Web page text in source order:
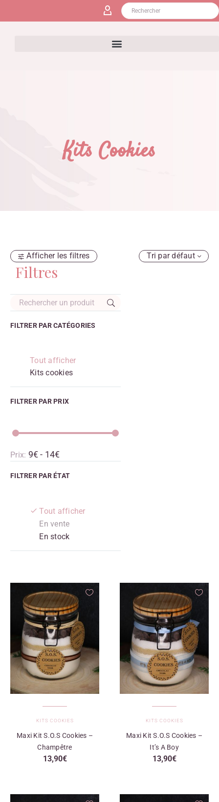
Kits Cookies
Afficher les filtres
Filtres
FILTRER PARCATÉGORIES
Tout afficher
Kits cookies
FILTRER PAR PRIX
Prix: 9€ - 14€
FILTRER PAR ÉTAT
Tout afficher
En vente
En stock
Tri par défaut
KITS COOKIES
Maxi Kit S.O.S Cookies –
Champêtre
13,90€
KITS COOKIES
Maxi Kit S.O.S Cookies –
It’s A Boy
13,90€